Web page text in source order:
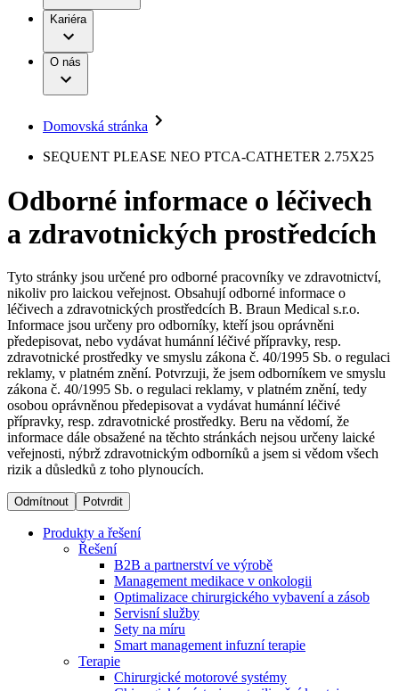
Léčba bolesti
Mimotělní očišťování krve
Neurochirurgie
Onkologie
Ortopedie
Páteřní chirurgie
Péče o rány
Prevence a kontrola infekcí
Uzavírání ran
Řešení
Terapie
Produktový katalog​
Objevte naše produkty. Navštivte produktový katalog B.
Braun s našim kompletním produktovým portfoliem.
Onemocnění
B. Braun Avitum
Dialyzační střediska​
B. Braun Avitum poskytuje kvalitní dialyzační péči ve všech
svých střediscích v České republice. Více informací se
dozvíte na stránkách jednotlivých středisek.
Práce a kariéra
Naše kultura
Vaše příležitost​
Nabídky pracovních míst
Objevte své kariérní příležitosti ​v B. Braun. Vyhledejte náš trh
práce​ pro zajímavé pozice.​
Odpovědnost
Média
Tiskové zprávy
Kontakt
Kontaktní formulář
Registrace k odběru newsletteru
Odpovědnost
Média
Kontakt
Zůstaňte v dialogu s B. Braun. ​Kontaktujte nás.​
Kariéra
O nás
Domovská stránka
SEQUENT PLEASE NEO PTCA-CATHETER 2.75X25
Odborné informace o léčivech
a zdravotnických prostředcích
Tyto stránky jsou určené pro odborné pracovníky ve zdravotnictví,
nikoliv pro laickou veřejnost. Obsahují odborné informace o
léčivech a zdravotnických prostředcích B. Braun Medical s.r.o.
Informace jsou určeny pro odborníky, kteří jsou oprávněni
předepisovat, nebo vydávat humánní léčivé přípravky, resp.
zdravotnické prostředky ve smyslu zákona č. 40/1995 Sb. o regulaci
reklamy, v platném znění. Potvrzuji, že jsem odborníkem ve smyslu
zákona č. 40/1995 Sb. o regulaci reklamy, v platném znění, tedy
osobou oprávněnou předepisovat a vydávat humánní léčivé
přípravky, resp. zdravotnické prostředky. Beru na vědomí, že
informace dále obsažené na těchto stránkách nejsou určeny laické
veřejnosti, nýbrž zdravotnickým odborníků a jsem si vědom všech
rizik a důsledků z toho plynoucích.
Odmítnout Potvrdit
Produkty a řešení
Řešení
B2B a partnerství ve výrobě
Management medikace v onkologii
Optimalizace chirurgického vybavení a zásob
Servisní služby
Sety na míru
Smart management infuzní terapie​
Terapie
Chirurgické motorové systémy